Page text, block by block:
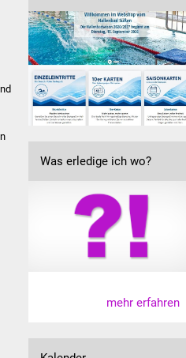
Was erledige ich wo?
mehr erfahren